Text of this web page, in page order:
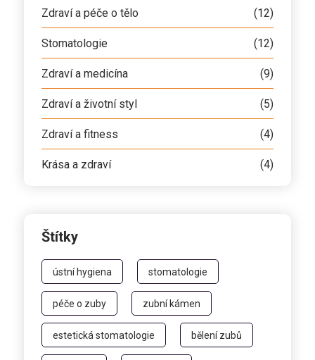
Zdraví a péče o tělo (12)
Stomatologie (12)
Zdraví a medicína (9)
Zdraví a životní styl (5)
Zdraví a fitness (4)
Krása a zdraví (4)
Štítky
ústní hygiena stomatologie
péče o zuby zubní kámen
estetická stomatologie bělení zubů